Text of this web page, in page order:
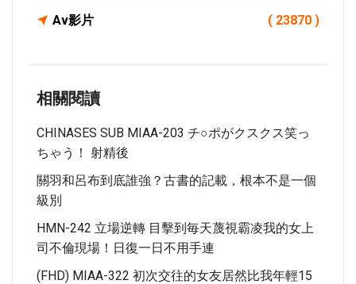
Av影片 ( 23870 )
相關閱讀
CHINASES SUB MIAA-203 チ○ポがクスクス笑っ
ちゃう！ 射精後
關羽和呂布到底誰強？古書的記載，根本不是一個
級別
HMN-242 立場逆轉 目擊到毎天蔑視霸凌我的女上
司不倫現場！日復一日不用手連
(FHD) MIAA-322 初次交往的女友居然比我年輕15